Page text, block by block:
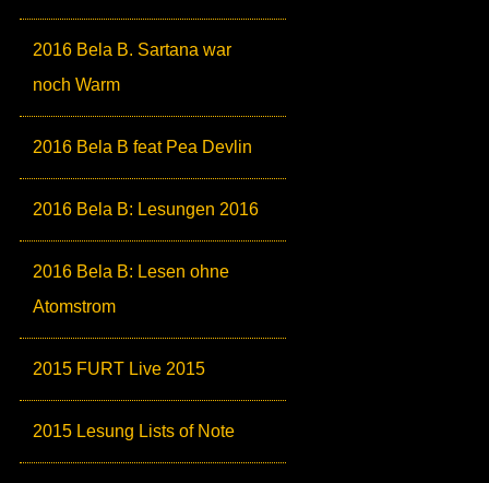
2016 Bela B. Sartana war
noch Warm
2016 Bela B feat Pea Devlin
2016 Bela B: Lesungen 2016
2016 Bela B: Lesen ohne
Atomstrom
2015 FURT Live 2015
2015 Lesung Lists of Note